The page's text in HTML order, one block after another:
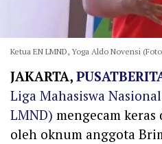
Ketua EN LMND, Yoga Aldo Novensi
JAKARTA,
Liga Mahasiswa
LMND) mengecam
oleh oknum anggota